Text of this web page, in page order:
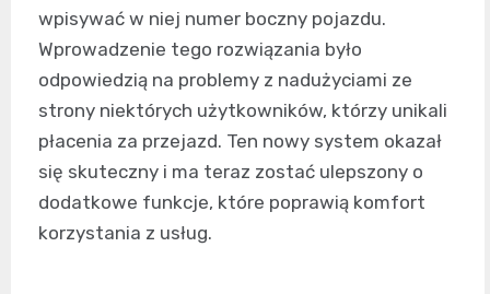
wpisywać w niej numer boczny pojazdu.
Wprowadzenie tego rozwiązania było
odpowiedzią na problemy z nadużyciami ze
strony niektórych użytkowników, którzy unikali
płacenia za przejazd. Ten nowy system okazał
się skuteczny i ma teraz zostać ulepszony o
dodatkowe funkcje, które poprawią komfort
korzystania z usług.